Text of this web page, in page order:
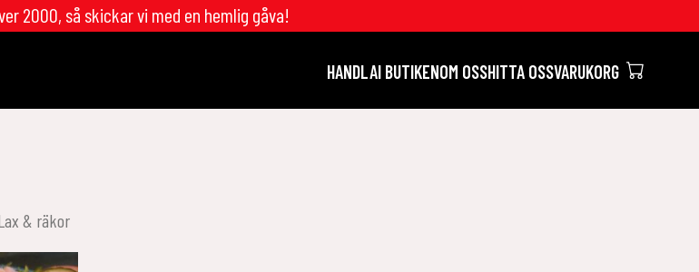
2000, så skickar vi med en hemlig gåva!
HANDLAI BUTIKENOM OSSHITTA OSSVARUKORG
& räkor